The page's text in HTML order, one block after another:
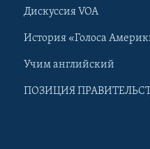
Дискуссия VOA
История «Голоса
Учим английский
ПОЗИЦИЯ